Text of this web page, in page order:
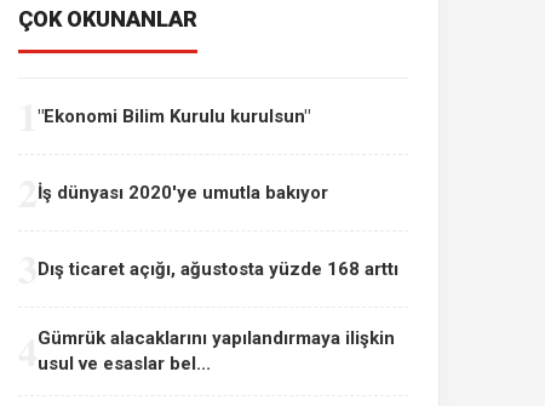
ÇOK OKUNANLAR
"Ekonomi Bilim Kurulu kurulsun"
İş dünyası 2020'ye umutla bakıyor
Dış ticaret açığı, ağustosta yüzde 168 arttı
Gümrük alacaklarını yapılandırmaya ilişkin
usul ve esaslar bel...